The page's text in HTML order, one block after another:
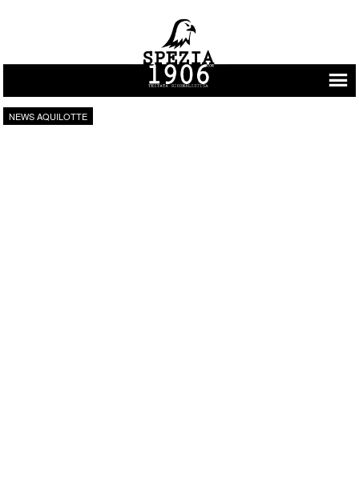
Vai al contenuto
NEWS AQUILOTTE